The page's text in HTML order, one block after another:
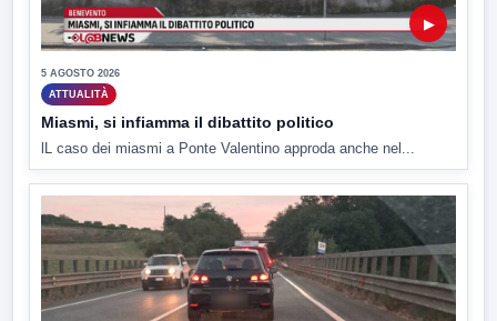
▶
5 AGOSTO 2026
ATTUALITÀ
Miasmi, si infiamma il dibattito politico
lL caso dei miasmi a Ponte Valentino approda anche nel...